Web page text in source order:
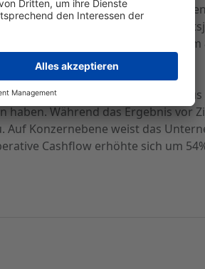
heute den Ende Februar
das Unternehmen im
währungsbereinigt um
zu. Währungsbereinigt lag das
Während das Ergebnis vor
Auf Konzernebene weist das
Cashflow erhöhte sich um